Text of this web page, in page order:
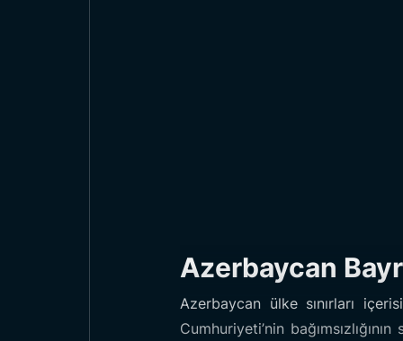
Azerbaycan
Azerbaycan ülke sınırları
Cumhuriyeti’nin